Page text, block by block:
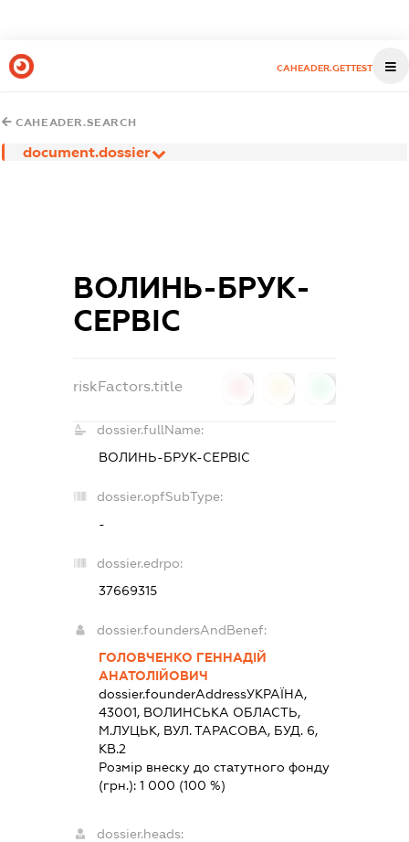
CAHEADER.GETTEST
CAHEADER.SEARCH
document.dossier
ВОЛИНЬ-БРУК-
СЕРВІС
riskFactors.title
dossier.fullName:
ВОЛИНЬ-БРУК-СЕРВІС
dossier.opfSubType:
-
dossier.edrpo:
37669315
dossier.foundersAndBenef:
ГОЛОВЧЕНКО ГЕННАДІЙ
АНАТОЛІЙОВИЧ
dossier.founderAddressУКРАЇНА,
43001, ВОЛИНСЬКА ОБЛАСТЬ,
М.ЛУЦЬК, ВУЛ. ТАРАСОВА, БУД. 6,
КВ.2
Розмір внеску до статутного фонду
(грн.): 1 000 (100 %)
dossier.heads: